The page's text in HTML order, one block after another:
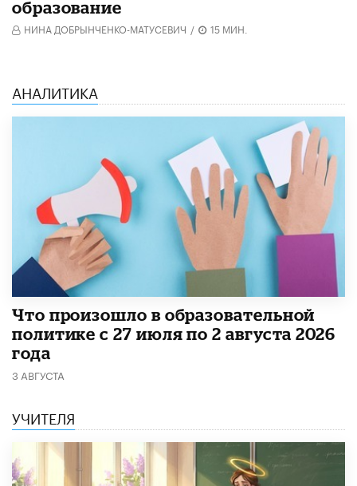
образование
НИНА ДОБРЫНЧЕНКО-МАТУСЕВИЧ / 15 МИН.
АНАЛИТИКА
​Что произошло в образовательной
политике с 27 июля по 2 августа 2026
года
3 АВГУСТА
УЧИТЕЛЯ